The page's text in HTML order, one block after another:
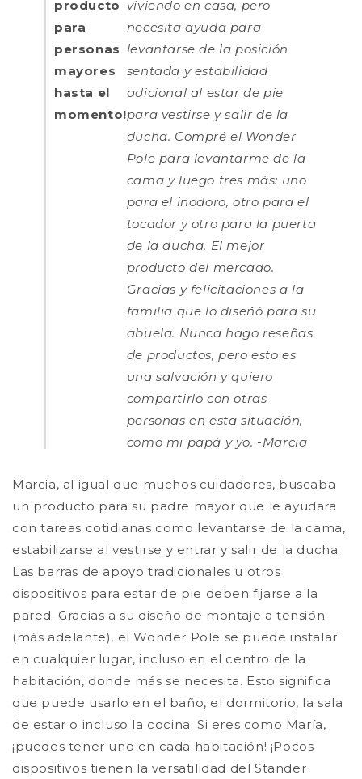
producto
para
personas
mayores
hasta el
momento!
viviendo en casa, pero
necesita ayuda para
levantarse de la posición
sentada y estabilidad
adicional al estar de pie
para vestirse y salir de la
ducha. Compré el Wonder
Pole para levantarme de la
cama y luego tres más: uno
para el inodoro, otro para el
tocador y otro para la puerta
de la ducha. El mejor
producto del mercado.
Gracias y felicitaciones a la
familia que lo diseñó para su
abuela. Nunca hago reseñas
de productos, pero esto es
una salvación y quiero
compartirlo con otras
personas en esta situación,
como mi papá y yo. -Marcia
Marcia, al igual que muchos cuidadores, buscaba
un producto para su padre mayor que le ayudara
con tareas cotidianas como levantarse de la cama,
estabilizarse al vestirse y entrar y salir de la ducha.
Las barras de apoyo tradicionales u otros
dispositivos para estar de pie deben fijarse a la
pared. Gracias a su diseño de montaje a tensión
(más adelante), el Wonder Pole se puede instalar
en cualquier lugar, incluso en el centro de la
habitación, donde más se necesita. Esto significa
que puede usarlo en el baño, el dormitorio, la sala
de estar o incluso la cocina. Si eres como María,
¡puedes tener uno en cada habitación! ¡Pocos
dispositivos tienen la versatilidad del Stander